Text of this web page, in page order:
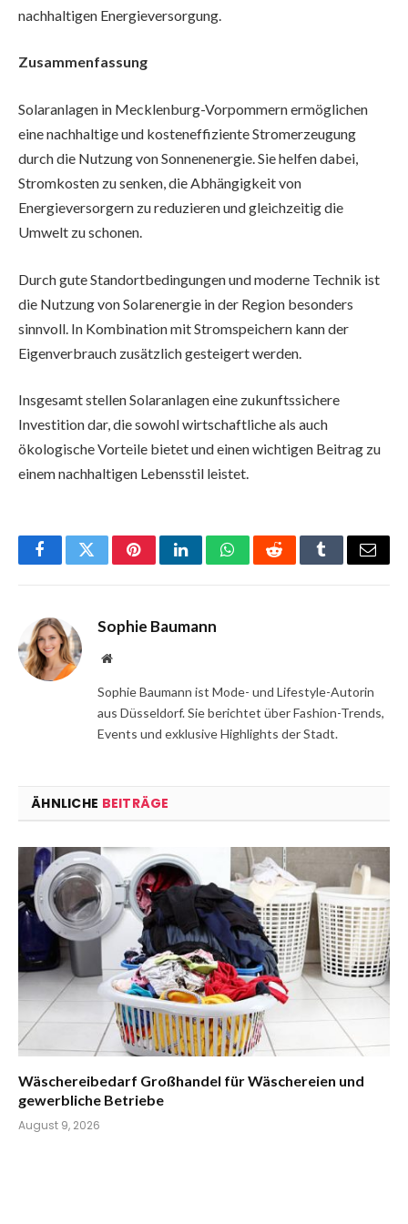
nachhaltigen Energieversorgung.
Zusammenfassung
Solaranlagen in Mecklenburg-Vorpommern ermöglichen
eine nachhaltige und kosteneffiziente Stromerzeugung
durch die Nutzung von Sonnenenergie. Sie helfen dabei,
Stromkosten zu senken, die Abhängigkeit von
Energieversorgern zu reduzieren und gleichzeitig die
Umwelt zu schonen.
Durch gute Standortbedingungen und moderne Technik ist
die Nutzung von Solarenergie in der Region besonders
sinnvoll. In Kombination mit Stromspeichern kann der
Eigenverbrauch zusätzlich gesteigert werden.
Insgesamt stellen Solaranlagen eine zukunftssichere
Investition dar, die sowohl wirtschaftliche als auch
ökologische Vorteile bietet und einen wichtigen Beitrag zu
einem nachhaltigen Lebensstil leistet.
FacebookTwitterPinterestLinkedInWhatsAppRedditTumblrEmail
Sophie Baumann
Website
Sophie Baumann ist Mode- und Lifestyle-Autorin
aus Düsseldorf. Sie berichtet über Fashion-Trends,
Events und exklusive Highlights der Stadt.
ÄHNLICHE BEITRÄGE
Wäschereibedarf Großhandel für Wäschereien und
gewerbliche Betriebe
August 9, 2026